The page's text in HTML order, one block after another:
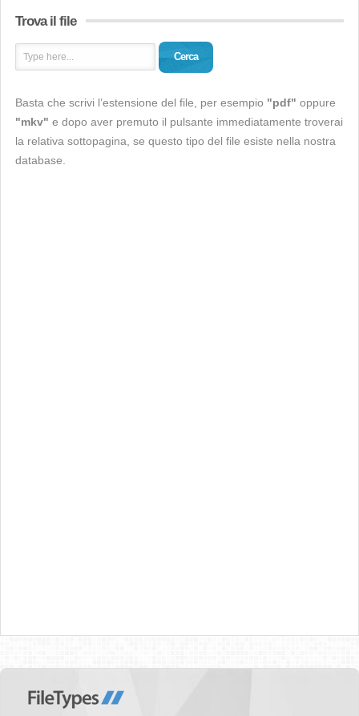
Trova il file
Cerca
Basta che scrivi l’estensione del file, per esempio "pdf" oppure
"mkv" e dopo aver premuto il pulsante immediatamente troverai
la relativa sottopagina, se questo tipo del file esiste nella nostra
database.